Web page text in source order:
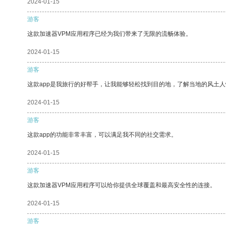
2024-01-15
游客
这款加速器VPM应用程序已经为我们带来了无限的流畅体验。
2024-01-15
游客
这款app是我旅行的好帮手，让我能够轻松找到目的地，了解当地的风土
2024-01-15
游客
这款app的功能非常丰富，可以满足我不同的社交需求。
2024-01-15
游客
这款加速器VPM应用程序可以给你提供全球覆盖和最高安全性的连接。
2024-01-15
游客